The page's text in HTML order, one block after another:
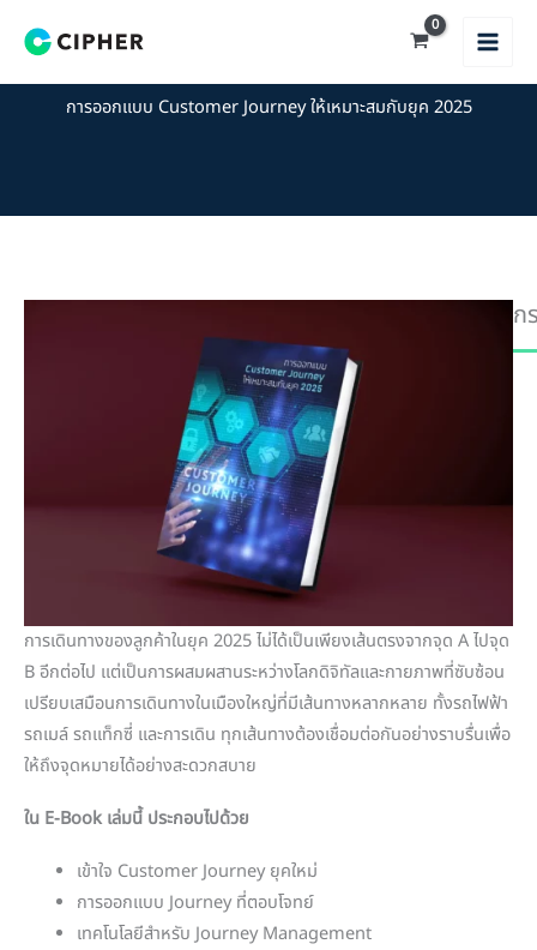
การออกแบบ Customer Journey ให้เหมาะสมกับยุค 2025
การเดินทางของลูกค้าในยุค 2025 ไม่ได้เป็นเพียงเส้นตรงจากจุด A ไปจุด
B อีกต่อไป แต่เป็นการผสมผสานระหว่างโลกดิจิทัลและกายภาพที่ซับซ้อน
เปรียบเสมือนการเดินทางในเมืองใหญ่ที่มีเส้นทางหลากหลาย ทั้งรถไฟฟ้า
รถเมล์ รถแท็กซี่ และการเดิน ทุกเส้นทางต้องเชื่อมต่อกันอย่างราบรื่นเพื่อ
ให้ถึงจุดหมายได้อย่างสะดวกสบาย
ใน E-Book เล่มนี้ ประกอบไปด้วย
เข้าใจ Customer Journey ยุคใหม่
การออกแบบ Journey ที่ตอบโจทย์
เทคโนโลยีสำหรับ Journey Management
ก